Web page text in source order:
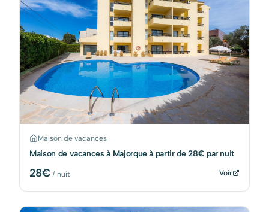
Maison de vacances
Maison de vacances à Majorque à partir de 28€ par nuit
28€/ nuit Voir